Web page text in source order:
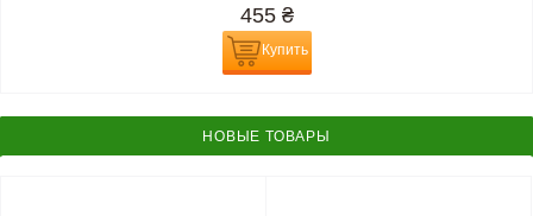
455 ₴
Купить
НОВЫЕ ТОВАРЫ